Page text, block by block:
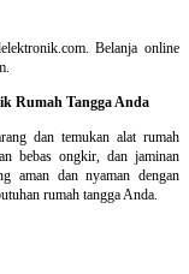
Belanja online
Rumah Tangga Anda
dan temukan alat rumah
bebas ongkir, dan jaminan
aman dan nyaman dengan
rumah tangga Anda.